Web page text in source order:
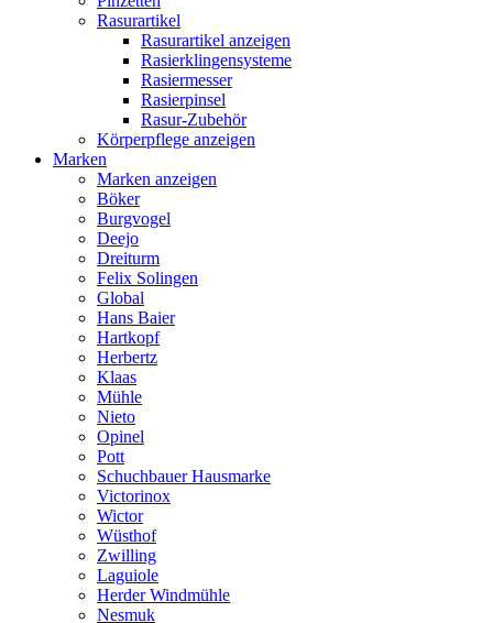
Rasurartikel
Rasurartikel anzeigen
Rasierklingensysteme
Rasiermesser
Rasierpinsel
Rasur-Zubehör
Körperpflege anzeigen
Marken
Marken anzeigen
Böker
Burgvogel
Deejo
Dreiturm
Felix Solingen
Global
Hans Baier
Hartkopf
Herbertz
Klaas
Mühle
Nieto
Opinel
Pott
Schuchbauer Hausmarke
Victorinox
Wictor
Wüsthof
Zwilling
Laguiole
Herder Windmühle
Nesmuk